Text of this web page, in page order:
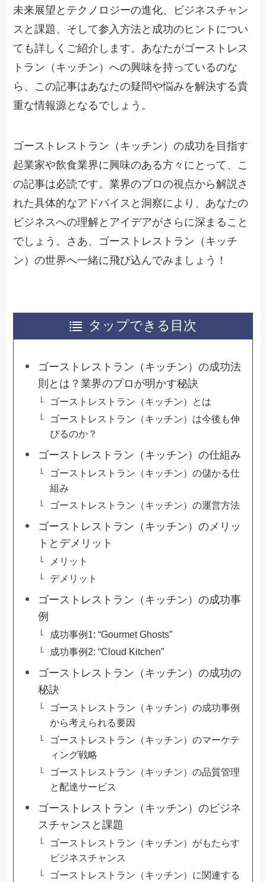
未来展望とテクノロジーの進化、ビジネスチャン
スと課題、そして参入方法と成功のヒントについ
ても詳しくご紹介します。あなたがゴーストレス
トラン（キッチン）への興味を持っているのな
ら、この記事はあなたの疑問や悩みを解決する貴
重な情報源となるでしょう。
ゴーストレストラン（キッチン）の成功を目指す
起業家や飲食業界に興味のある方々にとって、こ
の記事は必読です。業界のプロの視点から解説さ
れた具体的なアドバイスと洞察により、あなたの
ビジネスへの理解とアイデアがさらに深まること
でしょう。さあ、ゴーストレストラン（キッチ
ン）の世界へ一緒に飛び込んでみましょう！
タップできる目次
ゴーストレストラン（キッチン）の成功法
則とは？業界のプロが明かす秘訣
ゴーストレストラン（キッチン）とは
ゴーストレストラン（キッチン）は今後も伸
びるのか？
ゴーストレストラン（キッチン）の仕組み
ゴーストレストラン（キッチン）の儲かる仕
組み
ゴーストレストラン（キッチン）の運営方法
ゴーストレストラン（キッチン）のメリッ
トとデメリット
メリット
デメリット
ゴーストレストラン（キッチン）の成功事
例
成功事例1: “Gourmet Ghosts”
成功事例2: “Cloud Kitchen”
ゴーストレストラン（キッチン）の成功の
秘訣
ゴーストレストラン（キッチン）の成功事例
から考えられる要因
ゴーストレストラン（キッチン）のマーケテ
ィング戦略
ゴーストレストラン（キッチン）の品質管理
と配達サービス
ゴーストレストラン（キッチン）のビジネ
スチャンスと課題
ゴーストレストラン（キッチン）がもたらす
ビジネスチャンス
ゴーストレストラン（キッチン）に関連する